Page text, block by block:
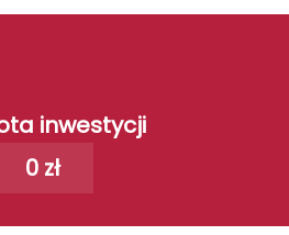
inwestycji
0 zł